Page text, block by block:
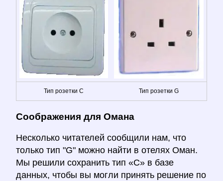
Тип розетки C Тип розетки G
Соображения для Омана
Несколько читателей сообщили нам, что
только тип "G" можно найти в отелях Оман.
Мы решили сохранить тип «С» в базе
данных, чтобы вы могли принять решение по